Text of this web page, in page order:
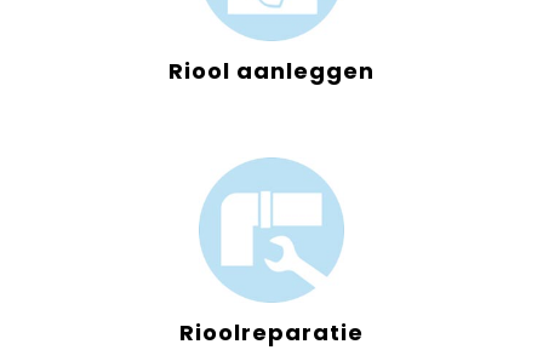
Riool aanleggen
Rioolreparatie